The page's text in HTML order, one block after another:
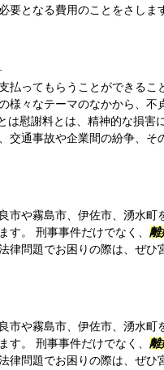
要となる費用のことをさしま
払ってもらうことができるこ
様々なテーマのなかから、不
は慰謝料とは、精神的な損害
交通事故や企業間の紛争、そ
市や霧島市、伊佐市、湧水町
す。 刑事事件だけでなく、 離
律問題でお困りの際は、ぜひ
市や霧島市、伊佐市、湧水町
す。 刑事事件だけでなく、 離
律問題でお困りの際は、ぜひ